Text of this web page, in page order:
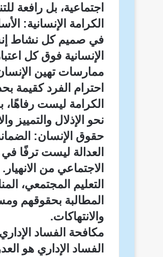
اجتماعية، بل رافعة
الكرامة الإنسانية:
في صميم كل نشاط
الإنسانية فوق كل
ممارسات تهين
احترام الفرد كقيمة
الكرامة ليست
نحو الإذلال والتمييز
حقوق الإنسان:
العدالة ليست ترفًا
الاجتماعي من
التعليم المجتمعي،
المطالبة بحقوقهم
والانتهاكات.
مكافحة الفساد
الفساد الإداري هو